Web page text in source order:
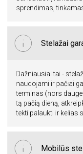
sprendimas,
Stelažai
Dažniausiai tai -
naudojami ir pačiai
terminas (nors
tą pačią dieną,
tekti palaukti ir kelias
Mobilūs